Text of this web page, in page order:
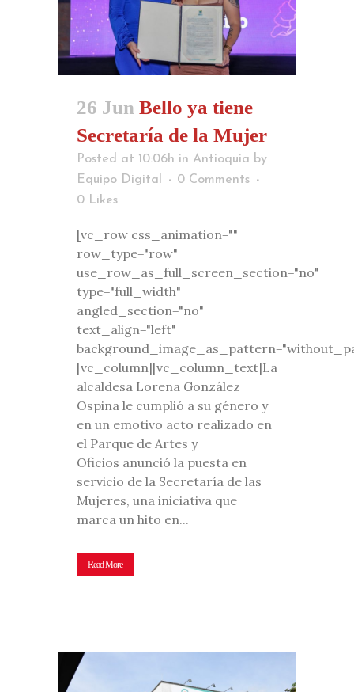
26 Jun Bello ya tiene
Secretaría de la Mujer
Posted at 10:06h in Antioquia by
Equipo Digital
0 Comments
0 Likes
[vc_row css_animation=""
row_type="row"
use_row_as_full_screen_section="no"
type="full_width"
angled_section="no"
text_align="left"
[vc_column][vc_column_text]La
alcaldesa Lorena González
Ospina le cumplió a su género y
en un emotivo acto realizado en
el Parque de Artes y
Oficios anunció la puesta en
servicio de la Secretaría de las
Mujeres, una iniciativa que
marca un hito en...
Read More